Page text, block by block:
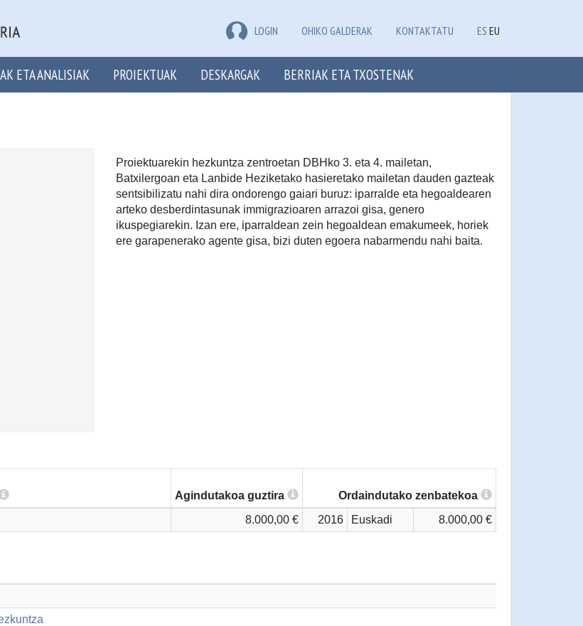
LOGIN OHIKO GALDERAK KONTAKTATU ES EU
ETA ANALISIAK PROIEKTUAK DESKARGAK BERRIAK ETA TXOSTENAK
Proiektuarekin hezkuntza zentroetan DBHko 3. eta 4. mailetan,
Batxilergoan eta Lanbide Heziketako hasieretako mailetan dauden gazteak
sentsibilizatu nahi dira ondorengo gaiari buruz: iparralde eta hegoaldearen
arteko desberdintasunak immigrazioaren arrazoi gisa, genero
ikuspegiarekin. Izan ere, iparraldean zein hegoaldean emakumeek, horiek
ere garapenerako agente gisa, bizi duten egoera nabarmendu nahi baita.
Agindutakoa guztira
Ordaindutako zenbatekoa
8.000,00 € 2016 Euskadi 8.000,00 €